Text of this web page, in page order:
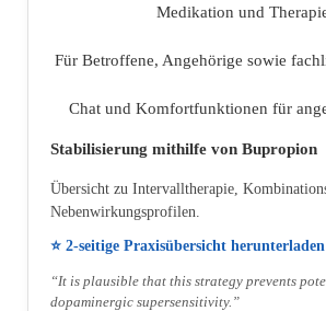
Medikation und
Für Betroffene, Angehörige sowie
Chat und Komfortfunktionen für
Stabilisierung mithilfe von Bupropion
Übersicht zu Intervalltherapie,
Nebenwirkungsprofilen.
⭐ 2‑seitige Praxisübersicht herunterladen
“It is plausible that this strategy prevents
dopaminergic supersensitivity.”